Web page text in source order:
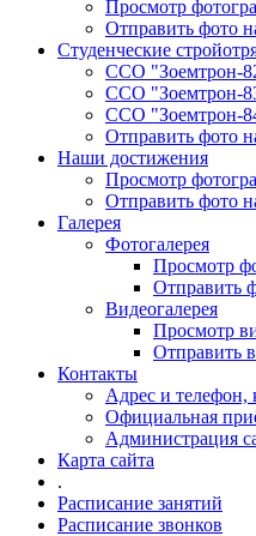
Просмотр
Отправить фото
Студенческие
ССО "Зоемтрон-
ССО "Зоемтрон-
ССО "Зоемтрон-
Отправить фото
Наши достижения
Просмотр
Отправить фото
Галерея
Фотогалерея
Просмотр
Отправить
Видеогалерея
Просмотр
Отправить
Контакты
Адрес и телефон,
Официальная
Администрация
Карта сайта
.
Расписание занятий
Расписание звонков